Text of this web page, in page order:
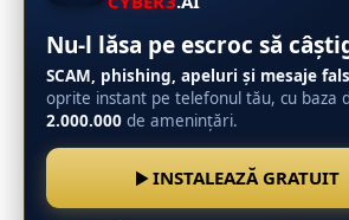
Nu-l lăsa pe escroc să
SCAM, phishing, apeluri și mesaje
oprite instant pe telefonul tău, cu baza
2.000.000 de amenințări.
INSTALEAZĂ GRATUIT